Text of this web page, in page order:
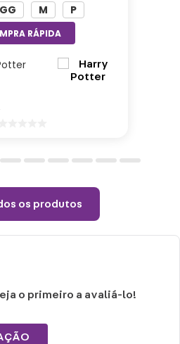
15cm| Largura:
Tecido: Poliéster
de uso:
máxima de 110°
de lavagem 40°.
GG M P
os produtos
o primeiro a avaliá-lo!